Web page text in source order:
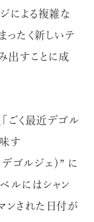
による複雑な
ったく新しいテ
出すことに成
「ごく最近デゴル
す
デゴルジェ）” に
ベルにはシャン
ンされた日付が